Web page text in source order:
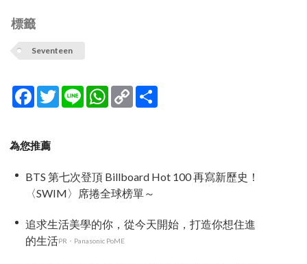
標籤
Seventeen
Facebook
TwitterLine WhatsApp
Copy
Link
為您推薦
BTS 第七次登頂 Billboard Hot 100 再寫新歷史！
〈SWIM〉席捲全球榜單～
追求生活美學的你，從今天開始，打造你想住進
的生活PR・Panasonic PoME